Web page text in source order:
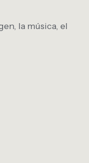
la música, el